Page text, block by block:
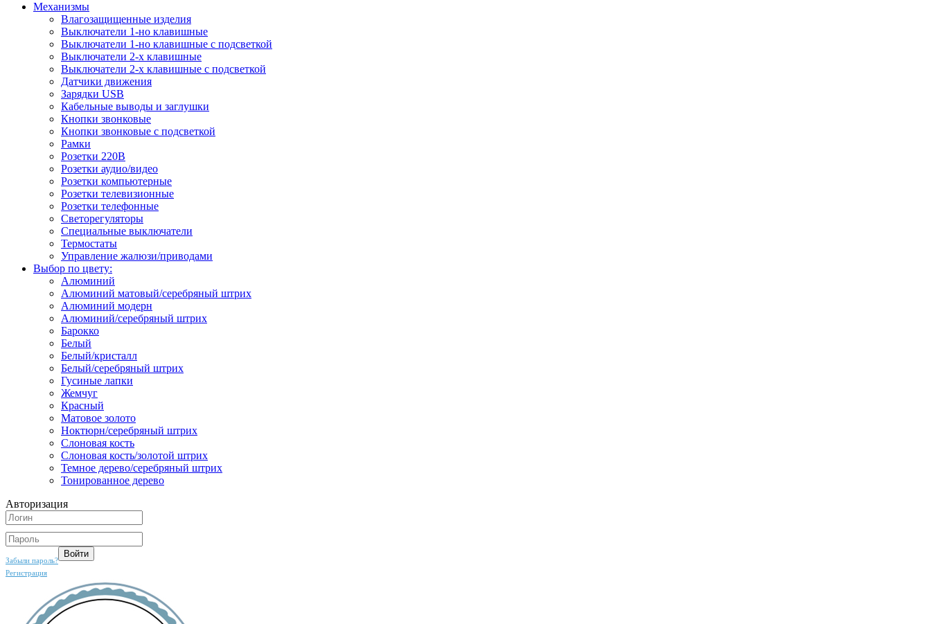
Механизмы
Влагозащищенные изделия
Выключатели 1-но клавишные
Выключатели 1-но клавишные с подсветкой
Выключатели 2-х клавишные
Выключатели 2-х клавишные с подсветкой
Датчики движения
Зарядки USB
Кабельные выводы и заглушки
Кнопки звонковые
Кнопки звонковые с подсветкой
Рамки
Розетки 220В
Розетки аудио/видео
Розетки компьютерные
Розетки телевизионные
Розетки телефонные
Светорегуляторы
Специальные выключатели
Термостаты
Управление жалюзи/приводами
Выбор по цвету:
Алюминий
Алюминий матовый/серебряный штрих
Алюминий модерн
Алюминий/серебряный штрих
Барокко
Белый
Белый/кристалл
Белый/серебряный штрих
Гусиные лапки
Жемчуг
Красный
Матовое золото
Ноктюрн/серебряный штрих
Слоновая кость
Слоновая кость/золотой штрих
Темное дерево/серебряный штрих
Тонированное дерево
Авторизация
Забыли пароль?
Регистрация